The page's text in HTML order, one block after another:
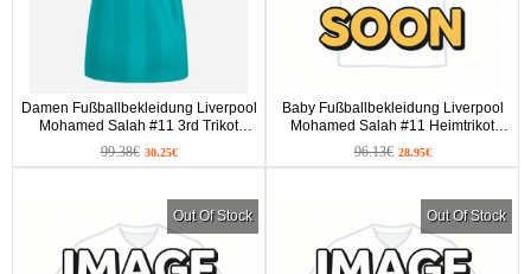
Damen Fußballbekleidung Liverpool
Mohamed Salah #11 3rd Trikot
2025-26 Kurzarm
99.38€ 30.25€
Baby Fußballbekleidung Liverpool
Mohamed Salah #11 Heimtrikot
2026-27 Kurzarm (+ kurze hosen)
96.13€ 28.95€
Out Of Stock Out Of Stock